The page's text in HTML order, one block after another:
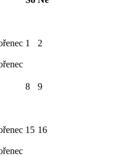
1 2
8 9
15 16